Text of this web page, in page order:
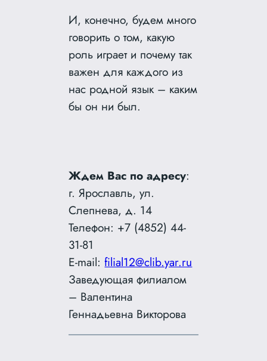
И, конечно, будем много
говорить о том, какую
роль играет и почему так
важен для каждого из
нас родной язык – каким
бы он ни был.
Ждем Вас по адресу:
г. Ярославль, ул.
Слепнева, д. 14
Телефон: +7 (4852) 44-
31-81
E-mail:filial12@clib.yar.ru
Заведующая филиалом
– Валентина
Геннадьевна Викторова